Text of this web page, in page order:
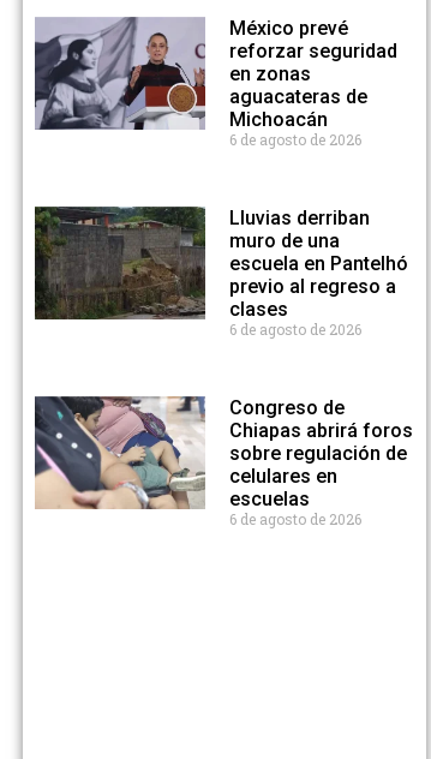
México prevé
reforzar seguridad
en zonas
aguacateras de
Michoacán
6 de agosto de 2026
Lluvias derriban
muro de una
escuela en Pantelhó
previo al regreso a
clases
6 de agosto de 2026
Congreso de
Chiapas abrirá foros
sobre regulación de
celulares en
escuelas
6 de agosto de 2026